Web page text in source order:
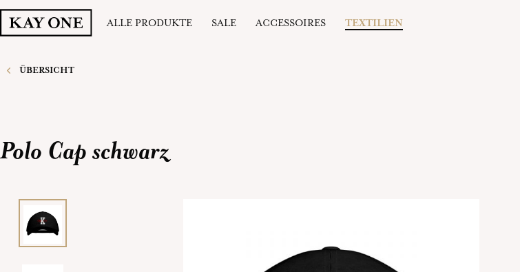
ALLE PRODUKTE SALE ACCESSOIRES TEXTILIEN
ÜBERSICHT
Polo Cap schwarz